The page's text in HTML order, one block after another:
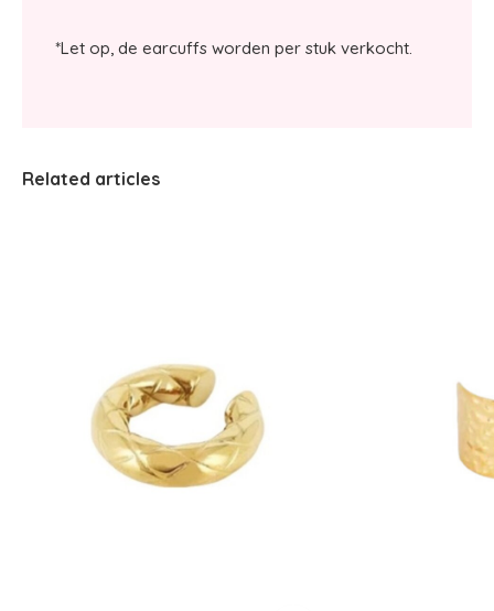
*Let op, de earcuffs worden per stuk verkocht.
Related articles